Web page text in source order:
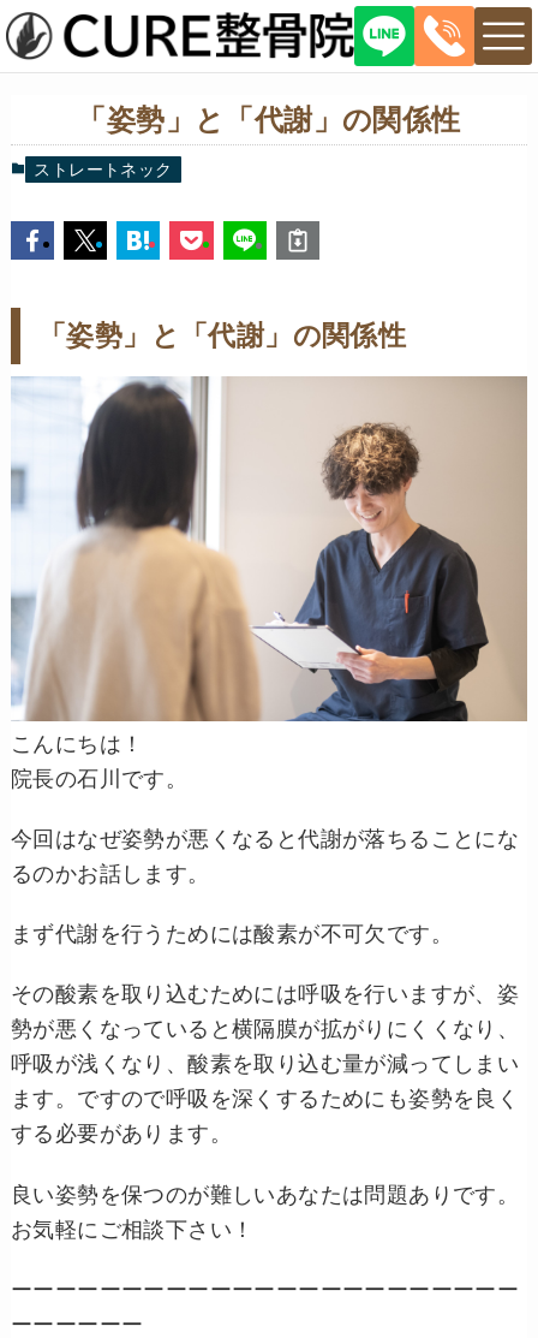
「姿勢」と「代謝」の関係性
ストレートネック
「姿勢」と「代謝」の関係性
こんにちは！
院長の石川です。
今回はなぜ姿勢が悪くなると代謝が落ちることにな
るのかお話します。
まず代謝を行うためには酸素が不可欠です。
その酸素を取り込むためには呼吸を行いますが、姿
勢が悪くなっていると横隔膜が拡がりにくくなり、
呼吸が浅くなり、酸素を取り込む量が減ってしまい
ます。ですので呼吸を深くするためにも姿勢を良く
する必要があります。
良い姿勢を保つのが難しいあなたは問題ありです。
お気軽にご相談下さい！
ーーーーーーーーーーーーーーーーーーーーーーー
ーーーーーー